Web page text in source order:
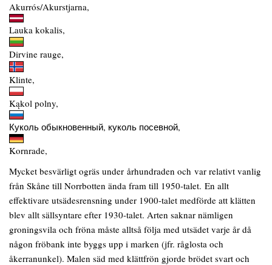
Akurrós/Akurstjarna,
Lauka kokalis,
Dirvine rauge,
Klinte,
Kąkol polny,
Куколь обыкновенный, куколь посевной,
Kornrade,
Mycket besvärligt ogräs under århundraden och var relativt vanlig
från Skåne till Norrbotten ända fram till 1950-talet. En allt
effektivare utsädesrensning under 1900-talet medförde att klätten
blev allt sällsyntare efter 1930-talet. Arten saknar nämligen
groningsvila och fröna måste alltså följa med utsädet varje år då
någon fröbank inte byggs upp i marken (jfr. råglosta och
åkerranunkel). Malen säd med klättfrön gjorde brödet svart och